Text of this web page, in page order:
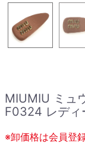
MIUMIU ミュ
F0324 レディ
※卸価格は会員登